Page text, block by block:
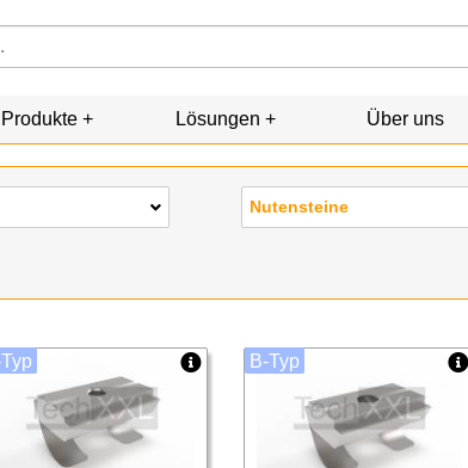
Produkte Lösungen Über uns
Nutensteine
B-Typ